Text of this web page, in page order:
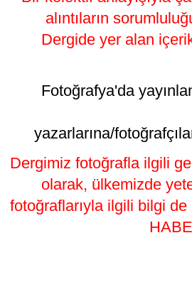
alıntıların
Dergide yer alan
Fotoğrafya'da
yazarlarına/
Dergimiz fotoğrafla ilgili
olarak, ülkemizde
fotoğraflarıyla ilgili bilgi